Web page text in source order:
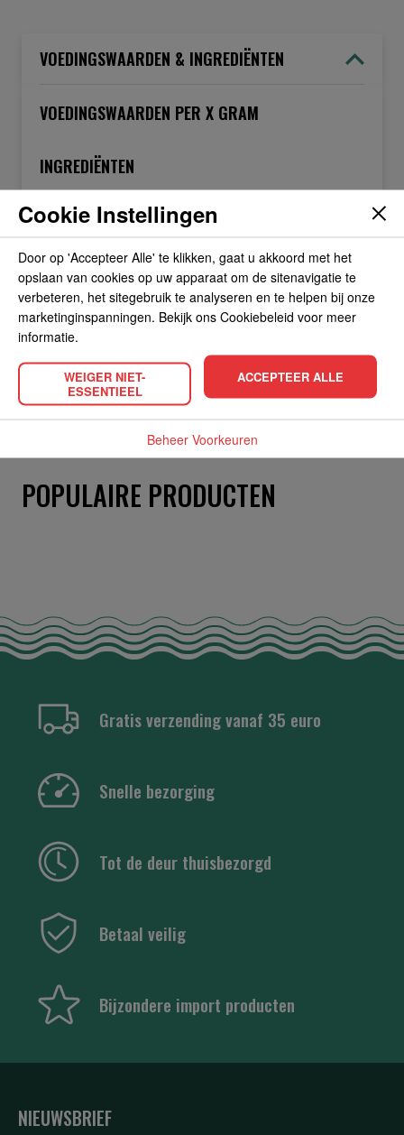
VOEDINGSWAARDEN & INGREDIËNTEN
VOEDINGSWAARDEN PER X GRAM
INGREDIËNTEN
OVER DE FABRIKANT
ALLERGIEËN
OVERIGE INFORMATIE
POPULAIRE PRODUCTEN
Gratis verzending vanaf 35 euro
Snelle bezorging
Tot de deur thuisbezorgd
Betaal veilig
Bijzondere import producten
NIEUWSBRIEF
Cookie Instellingen
Door op 'Accepteer Alle' te klikken, gaat u akkoord met het
opslaan van cookies op uw apparaat om de sitenavigatie te
verbeteren, het sitegebruik te analyseren en te helpen bij onze
marketinginspanningen. Bekijk ons Cookiebeleid voor meer
informatie.
WEIGER NIET-
ESSENTIEEL
ACCEPTEER ALLE
Beheer Voorkeuren